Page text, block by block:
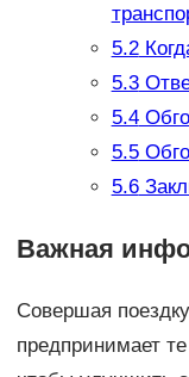
5.2
5.3
5.4
5.5
5.6
Важная
Совершая
предпринимает